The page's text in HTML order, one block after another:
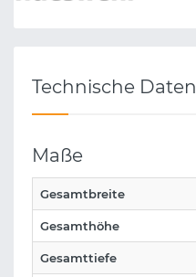
Technische Daten
Maße
Gesamtbreite
Gesamthöhe
Gesamttiefe